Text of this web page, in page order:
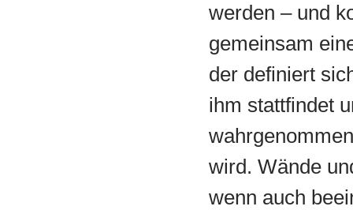
werden – und
gemeinsam
der definiert
ihm stattfindet
wird. Wände
wenn auch